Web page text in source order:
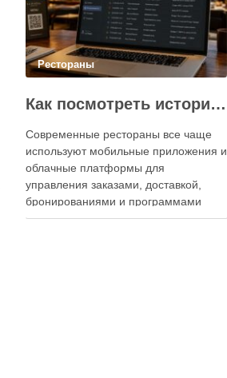
Рестораны
Как посмотреть историю активности приложения для ресторана и зачем это нужно бизнесу
Современные рестораны все чаще
используют мобильные приложения и
облачные платформы для
управления заказами, доставкой,
бронированиями и программами
лояльности. Однако многие